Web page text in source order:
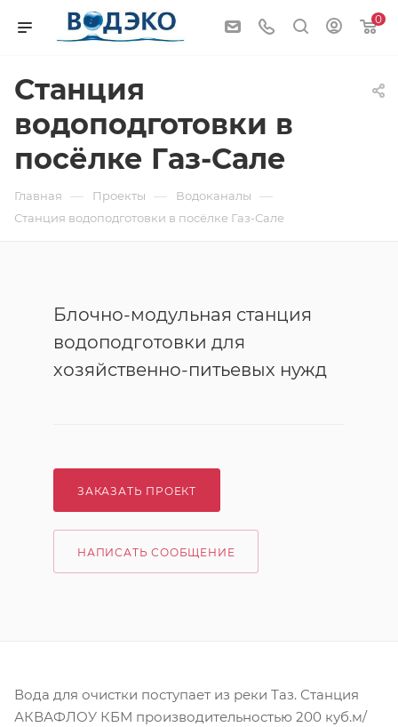
0
Станция
водоподготовки в
поcёлке Газ-Сале
Главная — Проекты — Водоканалы —
Станция водоподготовки в поcёлке Газ-Сале
Блочно-модульная станция
водоподготовки для
хозяйственно-питьевых нужд
ЗАКАЗАТЬ ПРОЕКТ
НАПИСАТЬ СООБЩЕНИЕ
Вода для очистки поступает из реки Таз. Станция
АКВАФЛОУ КБМ производительностью 200 куб.м/